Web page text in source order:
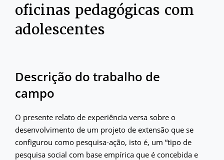
oficinas pedagógicas com
adolescentes
Descrição do trabalho de
campo
O presente relato de experiência versa sobre o
desenvolvimento de um projeto de extensão que se
configurou como pesquisa-ação, isto é, um “tipo de
pesquisa social com base empírica que é concebida e